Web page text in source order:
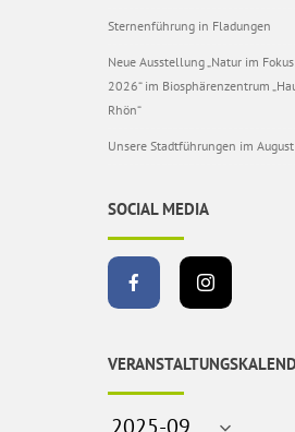
Sternenführung in Fladungen
Neue Ausstellung „Natur im
2026“ im Biosphärenzentrum
Rhön“
Unsere Stadtführungen im
SOCIAL MEDIA